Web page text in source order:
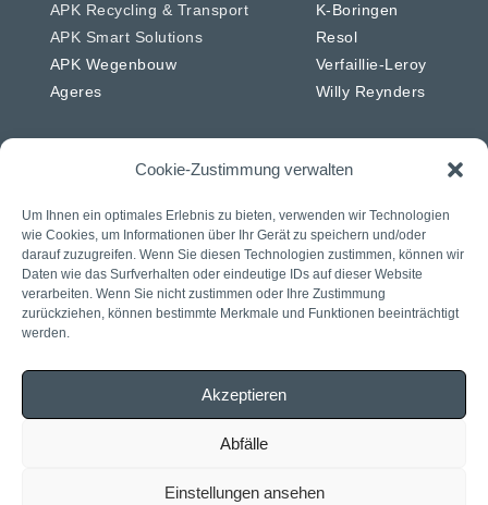
Cookie-Zustimmung verwalten
Um Ihnen ein optimales Erlebnis zu bieten, verwenden wir Technologien
wie Cookies, um Informationen über Ihr Gerät zu speichern und/oder
darauf zuzugreifen. Wenn Sie diesen Technologien zustimmen, können wir
Daten wie das Surfverhalten oder eindeutige IDs auf dieser Website
verarbeiten. Wenn Sie nicht zustimmen oder Ihre Zustimmung
zurückziehen, können bestimmte Merkmale und Funktionen beeinträchtigt
werden.
Akzeptieren
Abfälle
Einstellungen ansehen
APK Recycling & Transport
APK Smart Solutions
APK Wegenbouw
Ageres
K-Boringen
Resol
Verfaillie-Leroy
Willy Reynders
Niederlande
APK Energie & Water
APK Telecom
APK Wegenbouw
APK Solar
Deutschland
RSW
Westkabel
Allgemeine Bedingungen